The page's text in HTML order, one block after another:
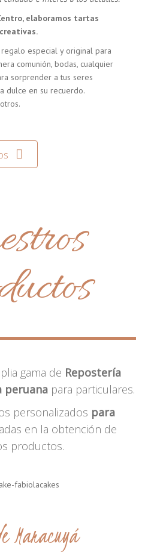
elaboramos tartas
especial y original para
comunión, bodas, cualquier
sorprender a tus seres
dulce en su recuerdo.
gama de Repostería
peruanapara particulares.
personalizados para
en la obtención de
productos.
Maracuyá